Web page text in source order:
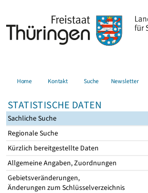
Home Kontakt Suche Newsletter
STATISTISCHE DATEN
Sachliche Suche
Regionale Suche
Kürzlich bereitgestellte Daten
Allgemeine Angaben, Zuordnungen
Gebietsveränderungen,
Änderungen zum Schlüsselverzeichnis